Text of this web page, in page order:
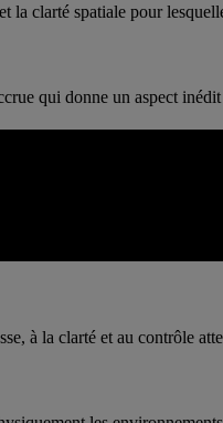
la clarté spatiale pour
qui donne un aspect
à la clarté et au contrôle